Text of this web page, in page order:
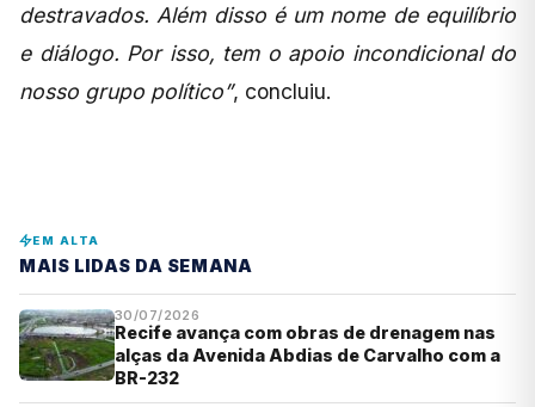
destravados. Além disso é um nome de equilíbrio
e diálogo. Por isso, tem o apoio incondicional do
nosso grupo político”, concluiu.
EM ALTA
MAIS LIDAS DA SEMANA
30/07/2026
Recife avança com obras de drenagem nas
alças da Avenida Abdias de Carvalho com a
BR-232